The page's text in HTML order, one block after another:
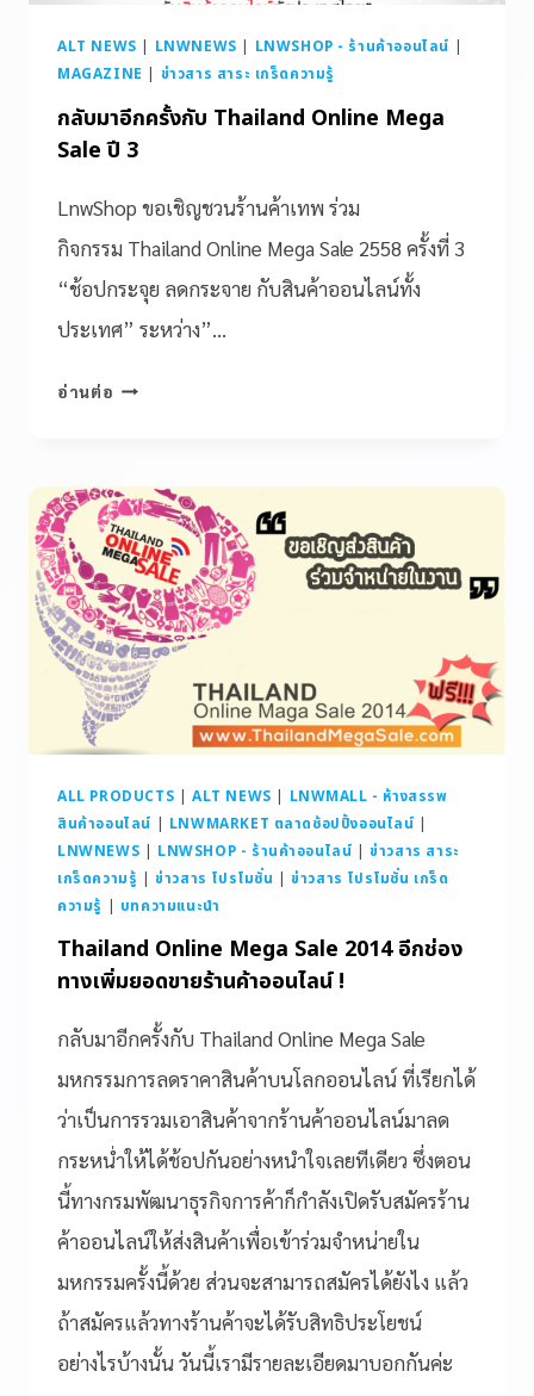
ALT NEWS | LNWNEWS | LNWSHOP - ร้านค้าออนไลน์ |
MAGAZINE | ข่าวสาร สาระ เกร็ดความรู้
กลับมาอีกครั้งกับ Thailand Online Mega
Sale ปี 3
LnwShop ขอเชิญชวนร้านค้าเทพ ร่วม
กิจกรรม Thailand Online Mega Sale 2558 ครั้งที่ 3
“ช้อปกระจุย ลดกระจาย กับสินค้าออนไลน์ทั้ง
ประเทศ” ระหว่าง”…
อ่านต่อ
ALL PRODUCTS | ALT NEWS | LNWMALL - ห้างสรรพ
สินค้าออนไลน์ | LNWMARKET ตลาดช้อปปิ้งออนไลน์ |
LNWNEWS | LNWSHOP - ร้านค้าออนไลน์ |ข่าวสาร สาระ
เกร็ดความรู้ |ข่าวสาร โปรโมชั่น |ข่าวสาร โปรโมชั่น เกร็ด
ความรู้ | บทความแนะนำ
Thailand Online Mega Sale 2014 อีกช่อง
ทางเพิ่มยอดขายร้านค้าออนไลน์ !
กลับมาอีกครั้งกับ Thailand Online Mega Sale
มหกรรมการลดราคาสินค้าบนโลกออนไลน์ ที่เรียกได้
ว่าเป็นการรวมเอาสินค้าจากร้านค้าออนไลน์มาลด
กระหน่ำให้ได้ช้อปกันอย่างหนำใจเลยทีเดียว ซึ่งตอน
นี้ทางกรมพัฒนาธุรกิจการค้าก็กำลังเปิดรับสมัครร้าน
ค้าออนไลน์ให้ส่งสินค้าเพื่อเข้าร่วมจำหน่ายใน
มหกรรมครั้งนี้ด้วย ส่วนจะสามารถสมัครได้ยังไง แล้ว
ถ้าสมัครแล้วทางร้านค้าจะได้รับสิทธิประโยชน์
อย่างไรบ้างนั้น วันนี้เรามีรายละเอียดมาบอกกันค่ะ